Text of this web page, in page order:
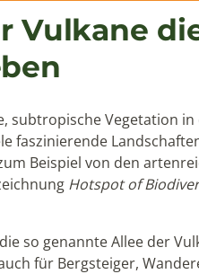
Vulkane
subtropische Vegetation
faszinierende
Beispiel von den
Hotspot of
so genannte Allee der
für Bergsteiger,